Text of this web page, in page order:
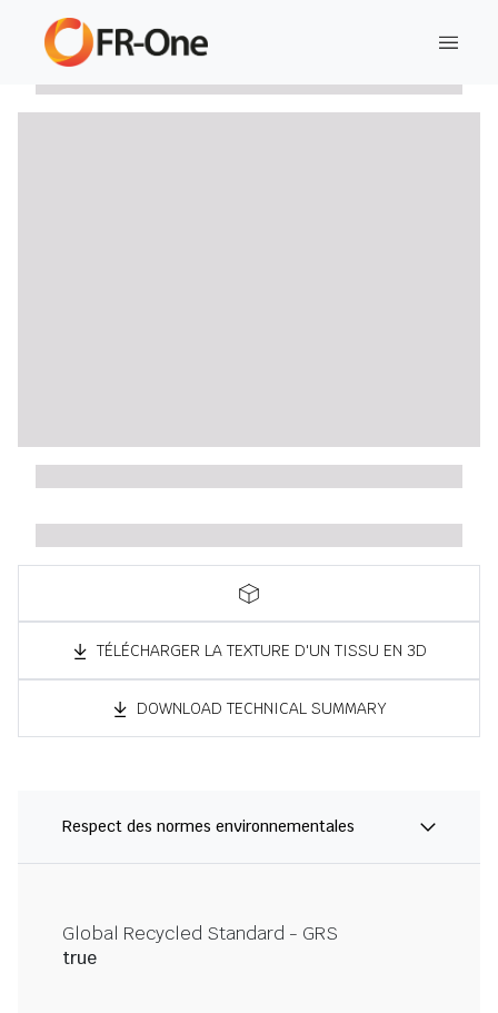
TÉLÉCHARGER LA TEXTURE D'UN TISSU EN 3D
DOWNLOAD TECHNICAL SUMMARY
Respect des normes environnementales
Global Recycled Standard - GRS
true